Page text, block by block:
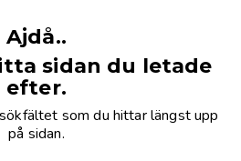
Ajdå..
sidan du letade
efter.
som du hittar längst upp
på sidan.